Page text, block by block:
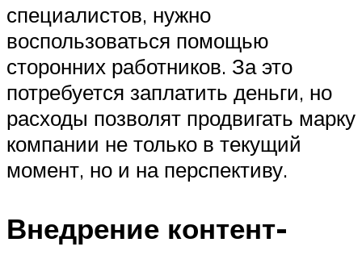
специалистов, нужно
воспользоваться помощью
сторонних работников. За это
потребуется заплатить деньги, но
расходы позволят продвигать марку
компании не только в текущий
момент, но и на перспективу.
Внедрение контент-